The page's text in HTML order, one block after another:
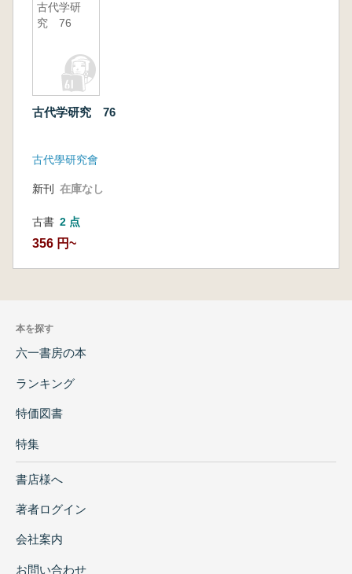
古代学研
究 76
古代学研究 76
古代學研究會
新刊 在庫なし
古書 2 点
356 円~
本を探す
六一書房の本
ランキング
特価図書
特集
書店様へ
著者ログイン
会社案内
お問い合わせ